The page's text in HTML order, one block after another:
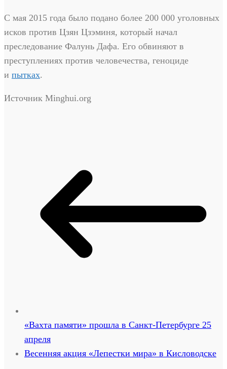
С мая 2015 года было подано более 200 000 уголовных
исков против Цзян Цзэминя, который начал
преследование Фалунь Дафа. Его обвиняют в
преступлениях против человечества, геноциде
и пытках.
Источник Minghui.org
«Вахта памяти» прошла в Санкт-Петербурге 25
апреля
Весенняя акция «Лепестки мира» в Кисловодске